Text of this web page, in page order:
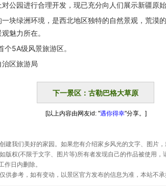
公园进行合理开发，现已充分向人们展示新疆原始
绿洲环境，是西北地区独特的自然景观，荒漠
魅力所在。
5A级风景旅游区。
区旅游局
下一景区：古勒巴格大草原
[以上内容由网友id: "遇你得幸"分享。]
建我们美好的家园。如果您有介绍家乡风光的文字、图片，
版权(不限于文字、图片等)所有者发现自己的作品被使用
作日内删除。
供参考，如有变动，以景区官方发布的信息为准，本站不承